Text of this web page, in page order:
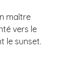
maître
vers le
le sunset.